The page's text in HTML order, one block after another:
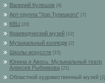
Валерий Кулешов [4]
Арт-группа "Хор Турецкого" [7]
КВЦ [20]
Краеведческий музей [12]
Музыкальный колледж [2]
Школы искусств [15]
Юнона и Авось. Музыкальный театр
Алексея Рыбникова
[21]
Областной художественный музей [2]